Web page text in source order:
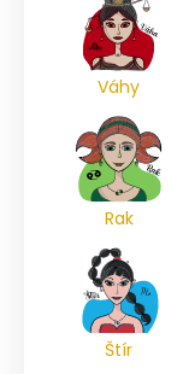
Váhy
Rak
Štír